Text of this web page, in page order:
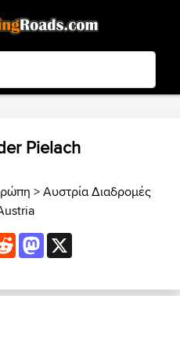
- In Google Play
Pielach
>Αυστρία Διαδρομές
RedditMastodon